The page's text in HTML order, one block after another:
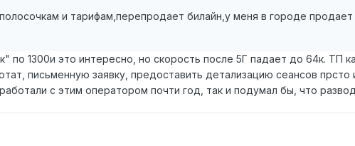
и тарифам,перепродает билайн,у меня в городе
по 1300и это интересно, но скорость после 5Г падает до 64к. ТП
письменную заявку, предоставить детализацию сеансов
с этим оператором почти год, так и подумал бы, что